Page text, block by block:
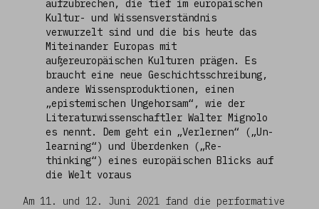
aufzubrechen, die tief im europäischen
Kultur- und Wissensverständnis
verwurzelt sind und die bis heute das
Miteinander Europas mit
außereuropäischen Kulturen prägen. Es
braucht eine neue Geschichtsschreibung,
andere Wissensproduktionen, einen
„epistemischen Ungehorsam“, wie der
Literaturwissenschaftler Walter Mignolo
es nennt. Dem geht ein „Verlernen“ („Un-
learning“) und Überdenken („Re-
thinking“) eines europäischen Blicks auf
die Welt voraus
Am 11. und 12. Juni 2021 fand die performative